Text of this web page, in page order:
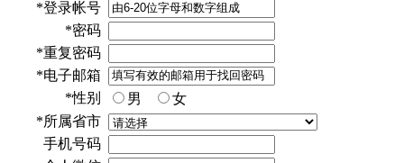
*登录帐号
*密码
*重复密码
*电子邮箱
*性别 男
女
*所属省市
手机号码